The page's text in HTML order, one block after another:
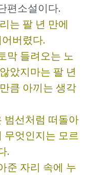
편소설이다.
는 팔 년 만에
버렸다.
막 들려오는 노
았지마는 팔 년
큼 아끼는 생각
범선처럼 떠돌아
무엇인지는 모르
.
준 자리 속에 누